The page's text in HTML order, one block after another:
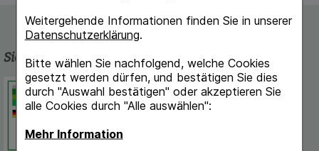
Weitergehende Informationen finden Sie in unserer
Datenschutzerklärung.
Bitte wählen Sie nachfolgend, welche Cookies
gesetzt werden dürfen, und bestätigen Sie dies
durch "Auswahl bestätigen" oder akzeptieren Sie
alle Cookies durch "Alle auswählen":
Mehr Information
Sicherheit und Qualität
Schlossapo.de ist registriert beim
Deutschen Institut für Medizinische
Dokumentation und Information.